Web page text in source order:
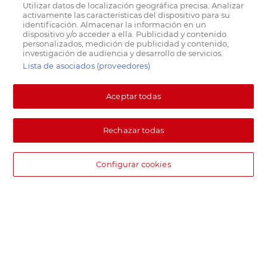
Utilizar datos de localización geográfica precisa. Analizar
activamente las características del dispositivo para su
identificación. Almacenar la información en un
dispositivo y/o acceder a ella. Publicidad y contenido
personalizados, medición de publicidad y contenido,
investigación de audiencia y desarrollo de servicios.
Lista de asociados (proveedores)
Aceptar todas
Rechazar todas
Configurar cookies